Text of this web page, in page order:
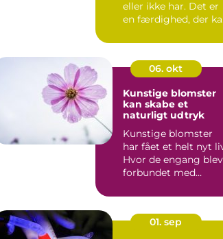
eller ikke har. Det er
en færdighed, der
06. okt
Kunstige blomster
kan skabe et
naturligt udtryk
Kunstige blomster
har fået et helt nyt
Hvor de engang blev
forbundet med
01. sep